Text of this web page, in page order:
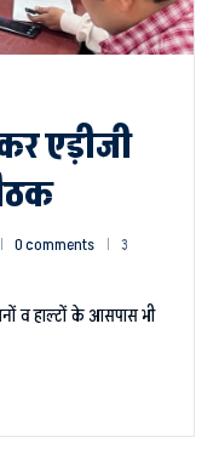
एड़ीजी
0 comments
3
व हाल्टों के आसपास भी